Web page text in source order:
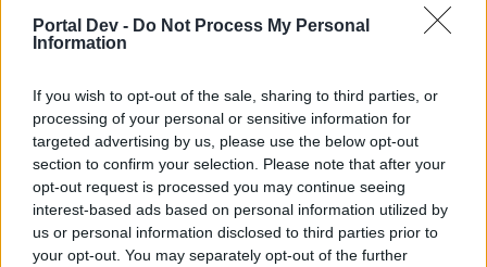
Portal Dev - Do Not Process My Personal
Information
If you wish to opt-out of the sale, sharing to third parties, or
processing of your personal or sensitive information for
targeted advertising by us, please use the below opt-out
section to confirm your selection. Please note that after your
opt-out request is processed you may continue seeing
interest-based ads based on personal information utilized by
us or personal information disclosed to third parties prior to
your opt-out. You may separately opt-out of the further
Foren Testserver Sternengoldevent auf dem Testserver
Mitglieder, denen der Beitrag #3
gefällt
Liebe(r) Forum-Leser/in,
Foren
Letzte Beiträge
Kalender